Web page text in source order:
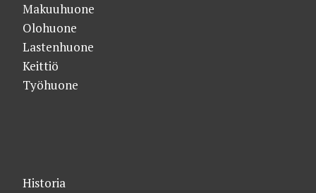
Makuuhuone
Olohuone
Lastenhuone
Keittiö
Työhuone
Historia